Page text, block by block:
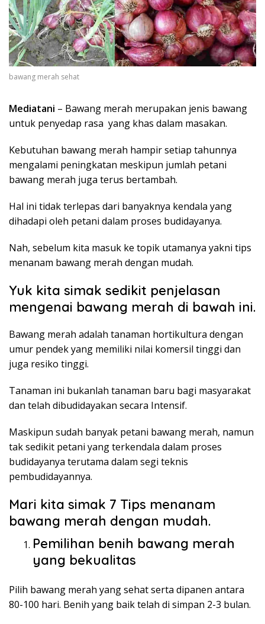
bawang merah sehat
Mediatani – Bawang merah merupakan jenis bawang
untuk penyedap rasa yang khas dalam masakan.
Kebutuhan bawang merah hampir setiap tahunnya
mengalami peningkatan meskipun jumlah petani
bawang merah juga terus bertambah.
Hal ini tidak terlepas dari banyaknya kendala yang
dihadapi oleh petani dalam proses budidayanya.
Nah, sebelum kita masuk ke topik utamanya yakni tips
menanam bawang merah dengan mudah.
Yuk kita simak sedikit penjelasan
mengenai bawang merah di bawah ini.
Bawang merah adalah tanaman hortikultura dengan
umur pendek yang memiliki nilai komersil tinggi dan
juga resiko tinggi.
Tanaman ini bukanlah tanaman baru bagi masyarakat
dan telah dibudidayakan secara Intensif.
Maskipun sudah banyak petani bawang merah, namun
tak sedikit petani yang terkendala dalam proses
budidayanya terutama dalam segi teknis
pembudidayannya.
Mari kita simak 7 Tips menanam
bawang merah dengan mudah.
Pemilihan benih bawang merah
yang bekualitas
Pilih bawang merah yang sehat serta dipanen antara
80-100 hari. Benih yang baik telah di simpan 2-3 bulan.